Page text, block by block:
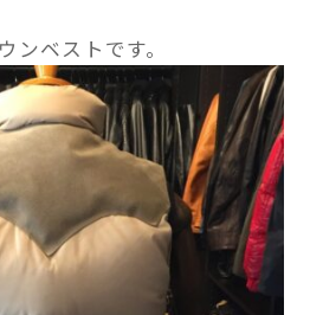
ンベストです。